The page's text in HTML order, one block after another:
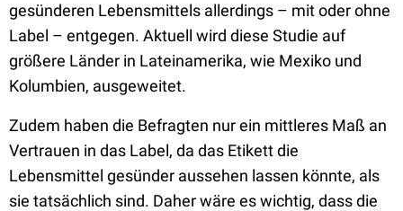
gesünderen Lebensmittels allerdings – mit oder ohne
Label – entgegen. Aktuell wird diese Studie auf
größere Länder in Lateinamerika, wie Mexiko und
Kolumbien, ausgeweitet.
Zudem haben die Befragten nur ein mittleres Maß an
Vertrauen in das Label, da das Etikett die
Lebensmittel gesünder aussehen lassen könnte, als
sie tatsächlich sind. Daher wäre es wichtig, dass die